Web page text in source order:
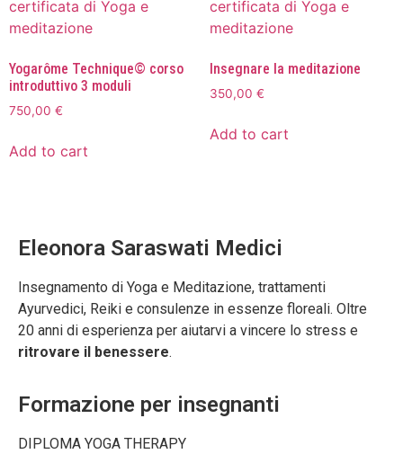
Yogarôme Technique© corso
introduttivo 3 moduli
750,00 €
Add to cart
Insegnare la meditazione
350,00 €
Add to cart
Eleonora Saraswati Medici
Insegnamento di Yoga e Meditazione, trattamenti
Ayurvedici, Reiki e consulenze in essenze floreali. Oltre
20 anni di esperienza per aiutarvi a vincere lo stress e
ritrovare il benessere.
Formazione per insegnanti
DIPLOMA YOGA THERAPY